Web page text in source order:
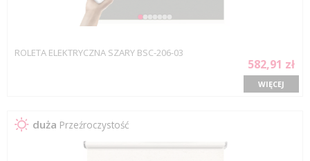
ROLETA ELEKTRYCZNA SZARY BSC-206-03
582,91 zł
WIĘCEJ
duża Przeźroczystość